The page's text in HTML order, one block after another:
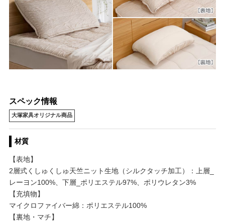
スペック情報
大塚家具オリジナル商品
材質
【表地】
2層式くしゅくしゅ天竺ニット生地（シルクタッチ加工）：上層_
レーヨン100%、下層_ポリエステル97%、ポリウレタン3%
【充填物】
マイクロファイバー綿：ポリエステル100%
【裏地・マチ】